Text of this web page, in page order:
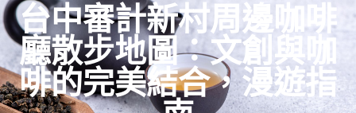
台中審計新村周邊咖啡
廳散步地圖：文創與咖
啡的完美結合，漫遊指